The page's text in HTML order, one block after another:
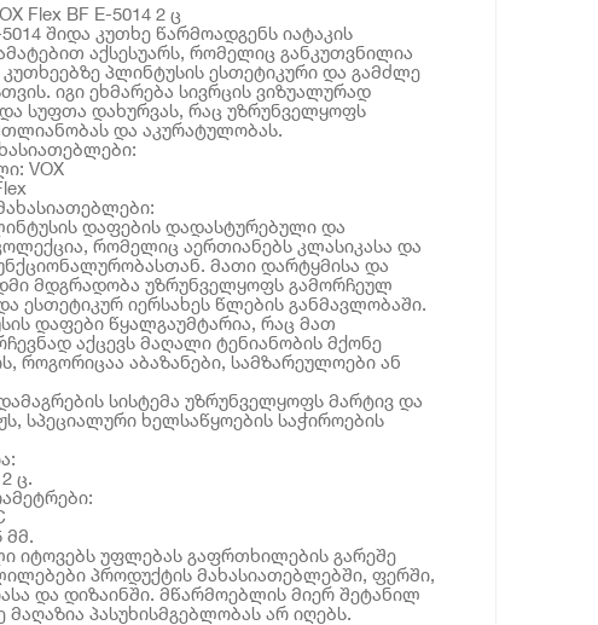
Flex BF E-5014 2 ც
5014 შიდა კუთხე წარმოადგენს იატაკის
აქსესუარს, რომელიც განკუთვნილია
პლინტუსის ესთეტიკური და გამძლე
იგი ეხმარება სივრცის ვიზუალურად
სუფთა დახურვას, რაც უზრუნველყოფს
და აკურატულობას.
VOX
დაფების დადასტურებული და
რომელიც აერთიანებს კლასიკასა და
მათი დარტყმისა და
მდგრადობა უზრუნველყოფს გამორჩეულ
ესთეტიკურ იერსახეს წლების განმავლობაში.
დაფები წყალგაუმტარია, რაც მათ
აქცევს მაღალი ტენიანობის მქონე
როგორიცაა აბაზანები, სამზარეულოები ან
სისტემა უზრუნველყოფს მარტივ და
სპეციალური ხელსაწყოების საჭიროების
ც.
მმ.
იტოვებს უფლებას გაფრთხილების გარეშე
პროდუქტის მახასიათებლებში, ფერში,
და დიზაინში. მწარმოებლის მიერ შეტანილ
პასუხისმგებლობას არ იღებს.